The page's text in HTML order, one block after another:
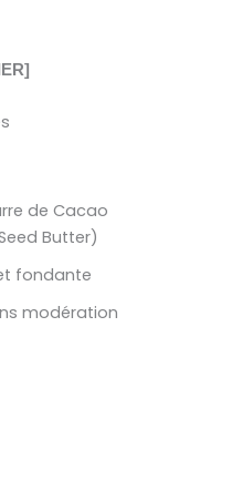
de Cacao
Butter)
fondante
modération